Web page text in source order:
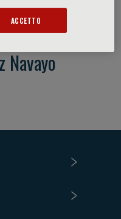
Navayo
ACCETTO